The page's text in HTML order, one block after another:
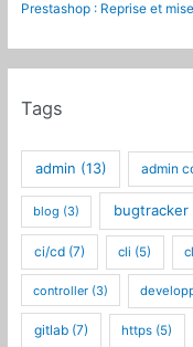
Prestashop : Reprise et
Tags
admin (13) admin
blog (3) bugtracker
ci/cd (7) cli (5)
controller (3)
gitlab (7) https (5)